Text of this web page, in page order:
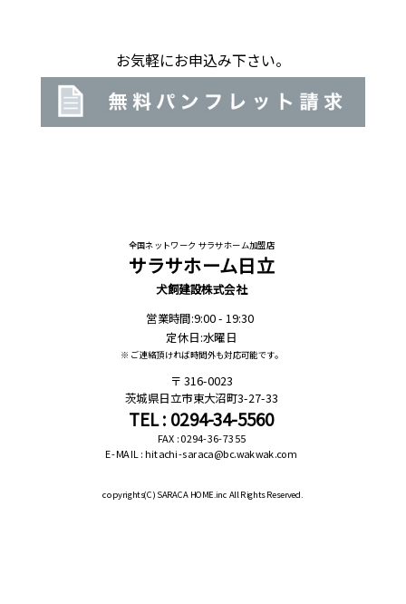
お気軽にお申込み下さい。
全国ネットワーク サラサホーム加盟店
サラサホーム日立
犬飼建設株式会社
営業時間:9:00 - 19:30
定休日:水曜日
※ ご連絡頂ければ時間外も対応可能です。
316-0023
茨城県日立市東大沼町3-27-33
TEL : 0294-34-5560
FAX : 0294-36-7355
E-MAIL : hitachi-saraca@bc.wakwak.com
copyrights(C)SARACA HOME.inc All Rights Reserved.